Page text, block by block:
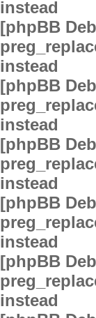
instead
[phpBB
instead
[phpBB
instead
[phpBB
instead
[phpBB
instead
[phpBB
instead